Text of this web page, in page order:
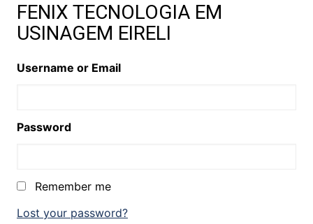
FENIX TECNOLOGIA EM
USINAGEM EIRELI
Username or Email
Password
Remember me
Lost your password?